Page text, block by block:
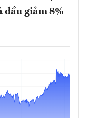
dầu giảm 8%